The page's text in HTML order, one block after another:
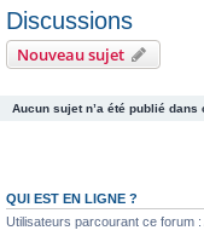
Discussions
Nouveau sujet
Aucun sujet n’a été publié dans
QUI EST EN LIGNE ?
Utilisateurs parcourant ce forum